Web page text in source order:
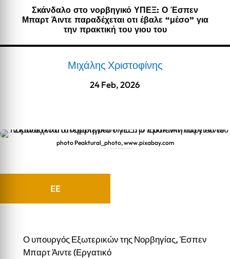
Σκάνδαλο στο νορβηγικό ΥΠΕΞ: Ο Έσπεν
Μπαρτ Άιντε παραδέχεται οτι έβαλε “μέσο” για
την πρακτική του γιου του
Μιχάλης Χριστοφίνης
24 Feb, 2026
photo Peaktural_photo, www.pixabay.com
EE
Ο υπουργός Εξωτερικών της Νορβηγίας, Έσπεν
Μπαρτ Άιντε (Εργατικό